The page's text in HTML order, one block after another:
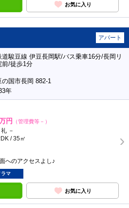
お気に入り
アパート
道駿豆線 伊豆長岡駅/バス乗車16分/長岡リ
前/徒歩1分
の国市長岡 882-1
年
円 （管理費等－）
－
/ 35㎡
へのアクセスよし♪
ラマ
お気に入り